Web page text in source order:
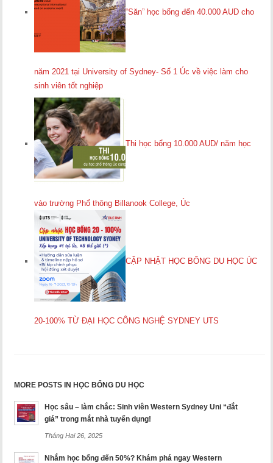
“Săn” học bổng đến 40.000 AUD cho
năm 2021 tại University of Sydney- Số 1 Úc về việc làm cho
sinh viên tốt nghiệp
Thi học bổng 10.000 AUD/ năm học
vào trường Phổ thông Billanook College, Úc
CẬP NHẬT HỌC BỔNG DU HỌC ÚC
20-100% TỪ ĐẠI HỌC CÔNG NGHỆ SYDNEY UTS
MORE POSTS IN HỌC BỔNG DU HỌC
Học sâu – làm chắc: Sinh viên Western Sydney Uni “đắt
giá” trong mắt nhà tuyển dụng!
Tháng Hai 26, 2025
Nhắm học bổng đến 50%? Khám phá ngay Western